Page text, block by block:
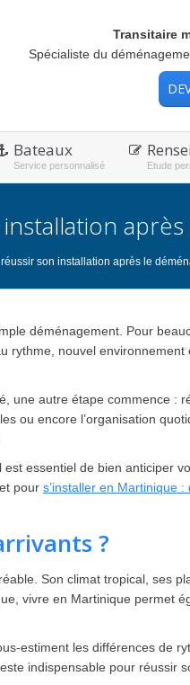
Transitaire
Spécialiste du
Bateaux
Service personnalisé Etude
son installation après le
déménagement. Pour
rythme, nouvel
une autre étape commence :
ou encore l’organisation
essentiel de bien anticiper
pour s’installer en Martinique
?
Son climat tropical, ses
vivre en Martinique permet
estiment les différences de
indispensable pour réussir